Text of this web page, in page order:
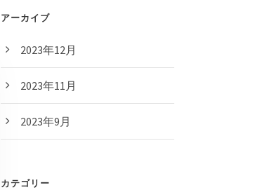
アーカイブ
2023年12月
2023年11月
2023年9月
カテゴリー